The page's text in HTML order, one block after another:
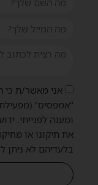
אני מאשר/ת כי
"אמפסיס" (מפעילת
ומענה לפנייתי. ידוע
את תיקונו או
בלעדיהם לא ניתן